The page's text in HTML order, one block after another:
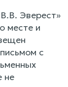
Эверест»
месте и
с
не